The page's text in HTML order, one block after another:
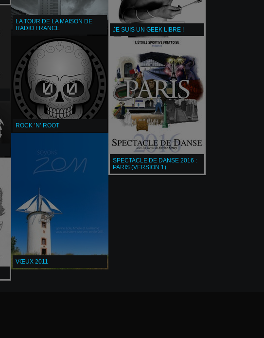
JE SUIS UN GEEK LIBRE !
LA TOUR DE LA MAISON DE
RADIO FRANCE
ROCK ’N’ ROOT
SPECTACLE DE DANSE 2016 :
PARIS (VERSION 1)
VŒUX 2011